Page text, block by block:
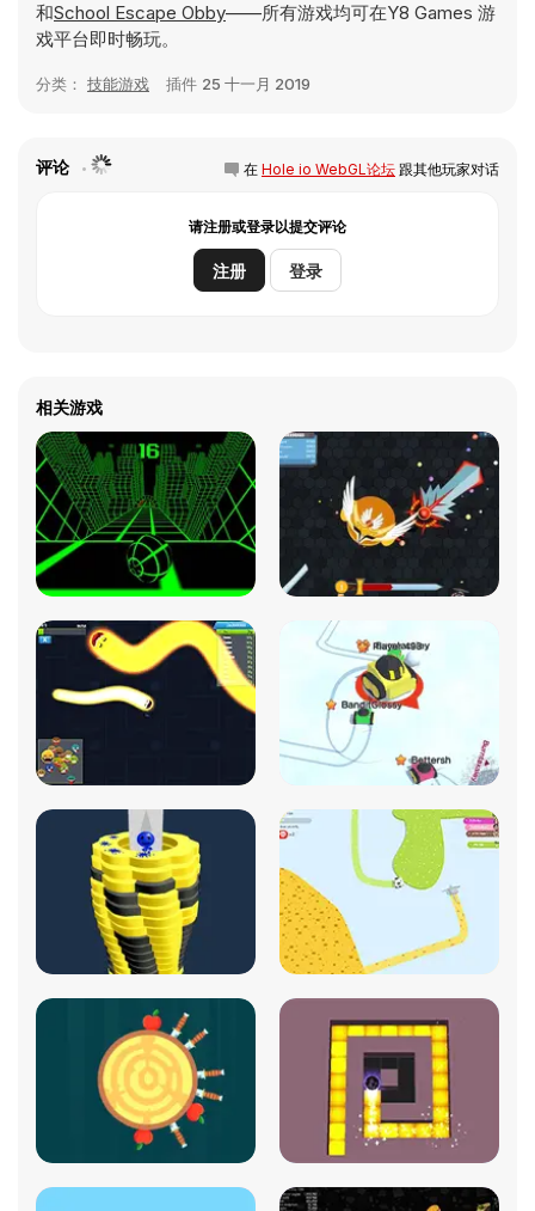
和School Escape Obby——所有游戏均可在Y8 Games 游
戏平台即时畅玩。
分类： 技能游戏 插件 25 十一月 2019
评论 在 Hole io WebGL论坛 跟其他玩家对话
请注册或登录以提交评论
注册 登录
相关游戏